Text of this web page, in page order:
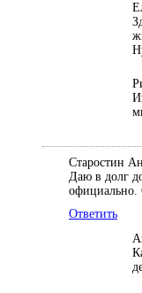
Старостин
Даю в долг
официально.
Ответить